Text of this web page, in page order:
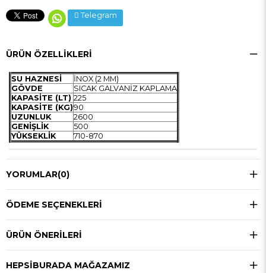
Telegram
ÜRÜN ÖZELLIKLERI
SU HAZNESİ
İNOX (2 MM)
GÖVDE
SICAK GALVANİZ KAPLAMA
KAPASİTE (LT) 225
KAPASİTE (KG)90
UZUNLUK
2600
GENİŞLİK
500
YÜKSEKLİK
710-870
YORUMLAR(0)
ÖDEME SEÇENEKLERI
ÜRÜN ÖNERILERI
HEPSIBURADA MAĞAZAMIZ